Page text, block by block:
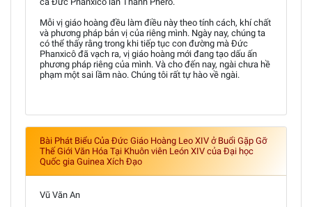
Mỗi vị giáo hoàng đều làm điều này theo tính cách, khí chất
và phương pháp bản vị của riêng mình. Ngày nay, chúng ta
có thể thấy rằng trong khi tiếp tục con đường mà Đức
Phanxicô đã vạch ra, vị giáo hoàng mới đang tạo dấu ấn
phương pháp riêng của mình. Và cho đến nay, ngài chưa hề
phạm một sai lầm nào. Chúng tôi rất tự hào về ngài.
Bài Phát Biểu Của Đức Giáo Hoàng Leo XIV ở Buổi Gặp Gỡ
Thế Giới Văn Hóa Tại Khuôn viên León XIV của Đại học
Quốc gia Guinea Xích Đạo
Vũ Văn An